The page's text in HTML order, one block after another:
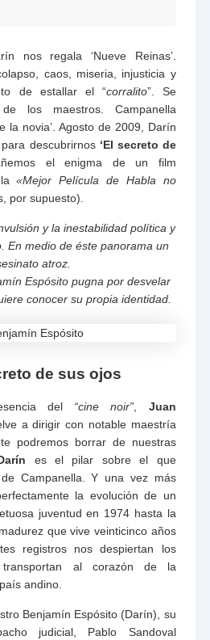
nos regala ‘Nueve Reinas’.
caos, miseria, injusticia y
de estallar el “corralito”. Se
los maestros. Campanella
la novia’. Agosto de 2009, Darín
descubrirnos ‘El secreto de
el enigma de un film
la«Mejor Película de Habla no
por supuesto).
y la inestabilidad política y
En medio de éste panorama un
atroz.
Espósito pugna por desvelar
conocer su propia identidad.
de sus ojos
del “cine noir”, Juan
a dirigir con notable maestría
podremos borrar de nuestras
es el pilar sobre el que
Campanella. Y una vez más
la evolución de un
juventud en 1974 hasta la
que vive veinticinco años
registros nos despiertan los
al corazón de la
andino.
Benjamín Espósito (Darín), su
judicial, Pablo Sandoval